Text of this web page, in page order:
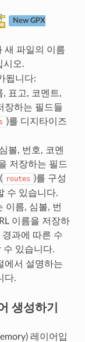
New GPX
새 파일의 이름
시오.
됩니다:
, 표고, 코멘트,
장하는 필드들
)를 디지타이즈
볼, 번호, 코멘
저장하는 필드
routes )를 구성
수 있습니다.
이름, 심볼, 번
이름을 저장하
과에 따른 수
수 있습니다.
에서 설명하는
다.
생성하기
레이어입